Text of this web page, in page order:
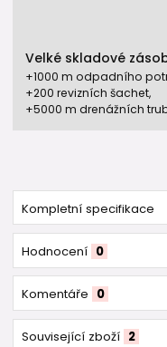
Velké skladové
+1000 m odpadního
+200 revizních šachet,
+5000 m drenážních
Kompletní specifikace
Hodnocení 0
Komentáře 0
Související zboží 2